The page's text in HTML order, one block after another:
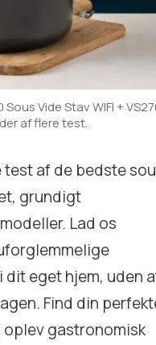
Vide Stav WIFI +
af flere test.
af de bedste
grundigt
Lad os
eget hjem, uden
Find din
oplev gastronomisk